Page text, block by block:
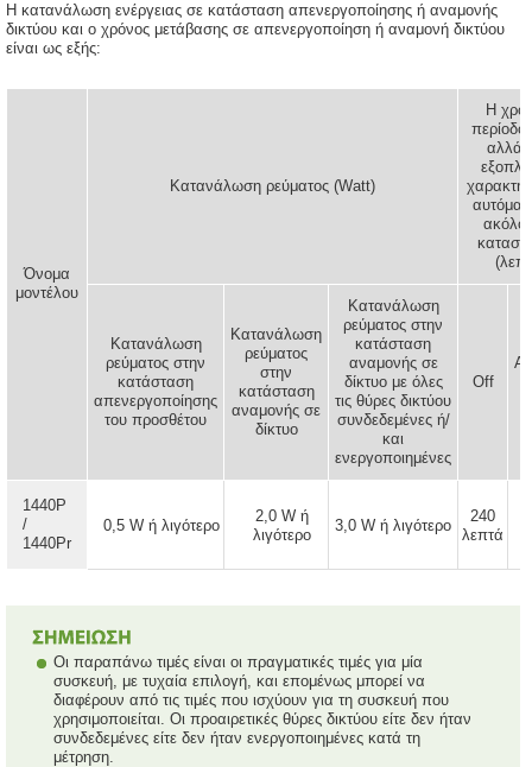
Η κατανάλωση ενέργειας σε κατάσταση απενεργοποίησης ή αναμονής
δικτύου και ο χρόνος μετάβασης σε απενεργοποίηση ή αναμονή δικτύου
είναι ως εξής:
Όνομα
μοντέλου
Κατανάλωση ρεύματος (Watt)
Η
Κατανάλωση
ρεύματος στην
κατάσταση
απενεργοποίησης
του προσθέτου
Κατανάλωση
ρεύματος
στην
κατάσταση
αναμονής σε
δίκτυο
Κατανάλωση
ρεύματος στην
κατάσταση
αναμονής σε
δίκτυο με όλες
τις θύρες δικτύου
συνδεδεμένες ή/
και
ενεργοποιημένες
Off
1440P
/
1440Pr
0,5 W ή λιγότερο
2,0 W ή
λιγότερο
3,0 W ή λιγότερο
240
λεπτά
Οι παραπάνω τιμές είναι οι πραγματικές τιμές για μία
συσκευή, με τυχαία επιλογή, και επομένως μπορεί να
διαφέρουν από τις τιμές που ισχύουν για τη συσκευή που
χρησιμοποιείται. Οι προαιρετικές θύρες δικτύου είτε δεν ήταν
συνδεδεμένες είτε δεν ήταν ενεργοποιημένες κατά τη
μέτρηση.